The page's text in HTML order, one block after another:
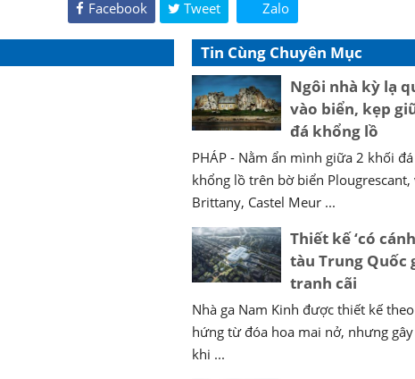
Facebook Tweet Zalo
Tin Cùng Chuyên Mục
Ngôi nhà kỳ lạ
vào biển, kẹp
đá khổng lồ
PHÁP - Nằm ẩn mình giữa 2 khối
khổng lồ trên bờ biển Plougrescant,
Brittany, Castel Meur ...
Thiết kế ‘có
tàu Trung Quốc
tranh cãi
Nhà ga Nam Kinh được thiết kế
hứng từ đóa hoa mai nở, nhưng
khi ...